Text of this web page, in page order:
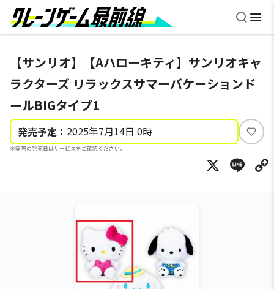
【サンリオ】【Aハローキティ】サンリオキャ
ラクターズ リラックスサマーバケーションド
ールBIGタイプ1
発売予定： 2025年7月14日 0時
※実際の発売日はサービスをご確認ください。
い
ね
X